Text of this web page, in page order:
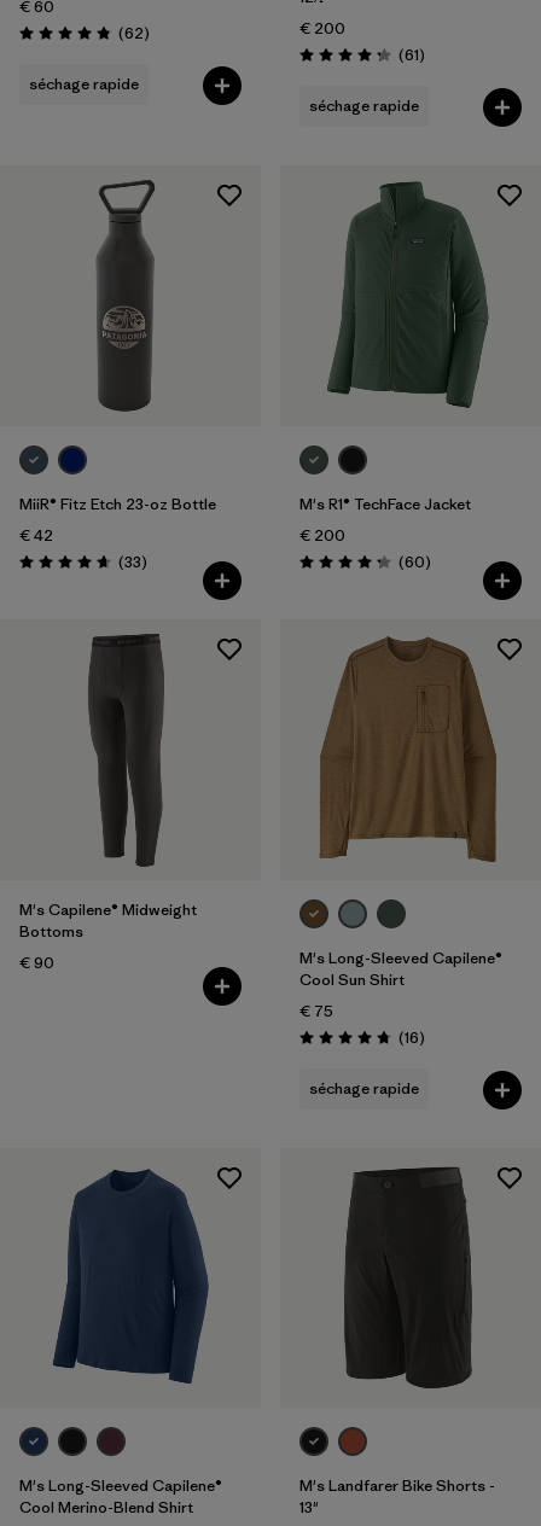
€ 60
Évaluation: 4.8 / 5
(62Avis
)
séchage rapide
€ 200
Évaluation: 4.3 / 5
(61Avis
)
séchage rapide
MiiR® Fitz Etch 23-oz Bottle
€ 42
Évaluation: 4.7 / 5
(33Avis
)
M's R1® TechFace Jacket
€ 200
Évaluation: 4.2 / 5
(60Avis
)
M's Capilene® Midweight
Bottoms
€ 90
M's Long-Sleeved Capilene®
Cool Sun Shirt
€ 75
Évaluation: 4.8 / 5
(16Avis
)
séchage rapide
M's Long-Sleeved Capilene®
Cool Merino-Blend Shirt
M's Landfarer Bike Shorts -
13"